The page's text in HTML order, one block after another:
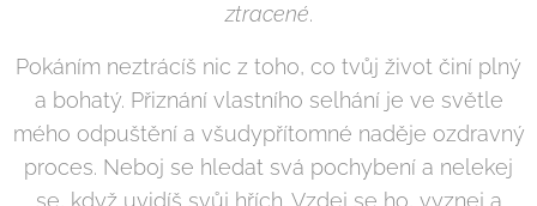
ztracené.
Pokáním neztrácíš nic z toho, co tvůj život činí plný
a bohatý. Přiznání vlastního selhání je ve světle
mého odpuštění a všudypřítomné naděje ozdravný
proces. Neboj se hledat svá pochybení a nelekej
se, když uvidíš svůj hřích. Vzdej se ho, vyznej a